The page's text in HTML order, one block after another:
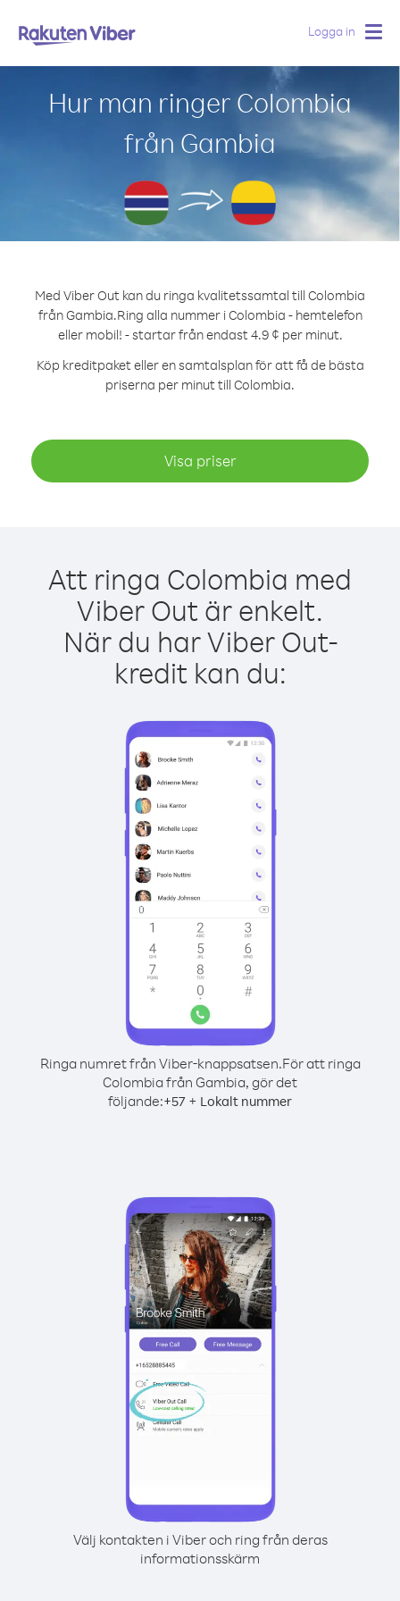
Logga in
Hur man ringer Colombia
från Gambia
Med Viber Out kan du ringa kvalitetssamtal till Colombia
från Gambia.Ring alla nummer i Colombia - hemtelefon
eller mobil! - startar från endast 4.9 ¢ per minut.
Köp kreditpaket eller en samtalsplan för att få de bästa
priserna per minut till Colombia.
Visa priser
Att ringa Colombia med
Viber Out är enkelt.
När du har Viber Out-
kredit kan du:
Ringa numret från Viber-knappsatsen.För att ringa
Colombia från Gambia, gör det
följande:+57 + Lokalt nummer
Välj kontakten i Viber och ring från deras
informationsskärm